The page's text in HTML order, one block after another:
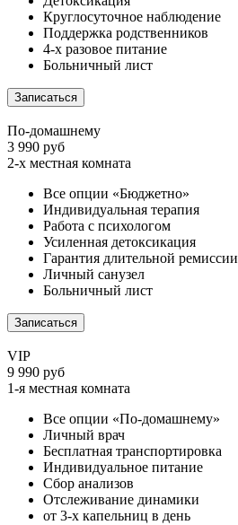
Круглосуточное наблюдение
Поддержка родственников
4-х разовое питание
Больничный лист
Записаться
По-домашнему
3 990 руб
2-х местная комната
Все опции «Бюджетно»
Индивидуальная терапия
Работа с психологом
Усиленная детоксикация
Гарантия длительной ремиссии
Личный санузел
Больничный лист
Записаться
VIP
9 990 руб
1-я местная комната
Все опции «По-домашнему»
Личный врач
Бесплатная транспортировка
Индивидуальное питание
Сбор анализов
Отслеживание динамики
от 3-х капельниц в день